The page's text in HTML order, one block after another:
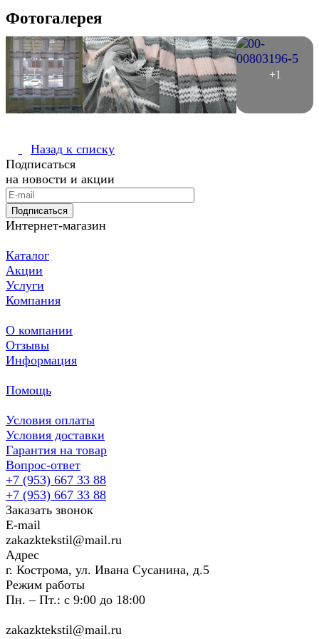
Фотогалерея
Назад к списку
Подписаться
на новости и акции
Подписаться
Интернет-магазин
Каталог
Акции
Услуги
Компания
О компании
Отзывы
Информация
Помощь
Условия оплаты
Условия доставки
Гарантия на товар
Вопрос-ответ
+7 (953) 667 33 88
+7 (953) 667 33 88
Заказать звонок
E-mail
zakazktekstil@mail.ru
Адрес
г. Кострома, ул. Ивана Сусанина, д.5
Режим работы
Пн. – Пт.: с 9:00 до 18:00
zakazktekstil@mail.ru